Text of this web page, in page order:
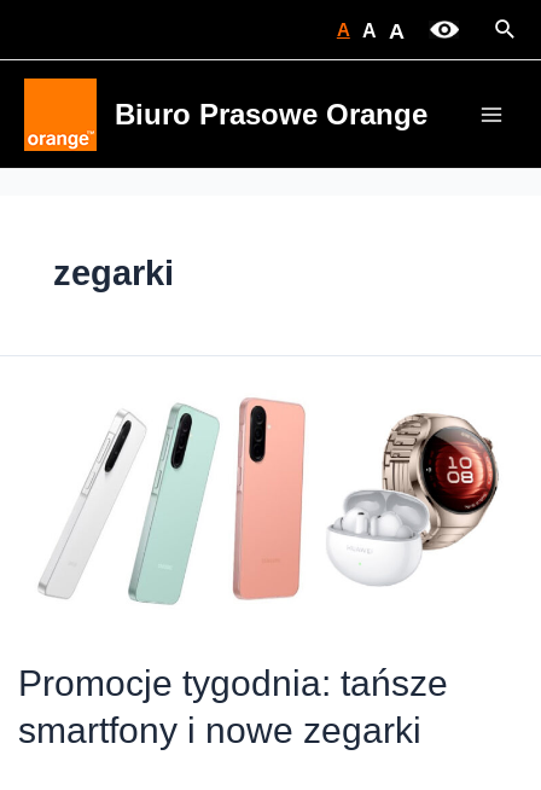
A A A
Biuro Prasowe Orange
zegarki
Promocje tygodnia: tańsze
smartfony i nowe zegarki